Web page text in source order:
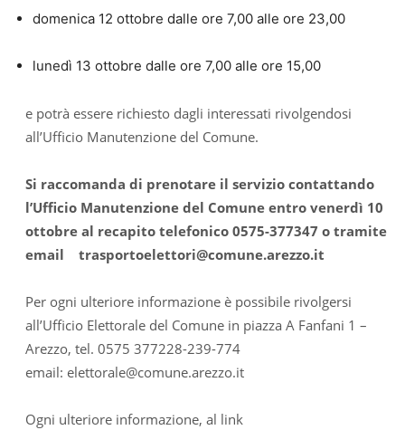
domenica 12 ottobre dalle ore 7,00 alle ore 23,00
lunedì 13 ottobre dalle ore 7,00 alle ore 15,00
e potrà essere richiesto dagli interessati rivolgendosi
all’Ufficio Manutenzione del Comune.
Si raccomanda di prenotare il servizio contattando
l’Ufficio Manutenzione del Comune entro venerdì 10
ottobre al recapito telefonico 0575-377347 o tramite
email
trasportoelettori@comune.arezzo.it
Per ogni ulteriore informazione è possibile rivolgersi
all’Ufficio Elettorale del Comune in piazza A Fanfani 1 –
Arezzo, tel. 0575 377228-239-774
email: elettorale@comune.arezzo.it
Ogni ulteriore informazione, al link